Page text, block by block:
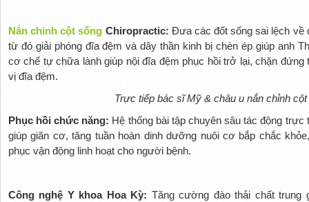
Nắn chỉnh cột sống Chiropractic: Đưa các đốt sống sai lệch về
từ đó giải phóng đĩa đệm và dây thần kinh bị chèn ép giúp anh
cơ chế tự chữa lành giúp nội đĩa đệm phục hồi trở lại, chặn đứng
vị đĩa đệm.
Trực tiếp bác sĩ Mỹ & châu u nắn chỉnh
Phục hồi chức năng: Hệ thống bài tập chuyên sâu tác động
giúp giãn cơ, tăng tuần hoàn dinh dưỡng nuôi cơ bắp chắc
phục vận động linh hoạt cho người bệnh.
Công nghệ Y khoa Hoa Kỳ: Tăng cường đào thải chất trung